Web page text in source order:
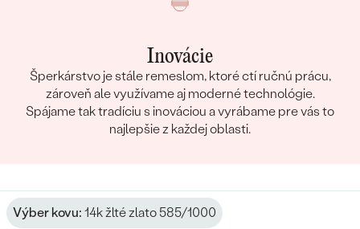
Inovácie
Šperkárstvo je stále remeslom, ktoré ctí ručnú prácu,
zároveň ale využívame aj moderné technológie.
Spájame tak tradíciu s inováciou a vyrábame pre vás to
najlepšie z každej oblasti.
Výber kovu: 14k žlté zlato 585/1000